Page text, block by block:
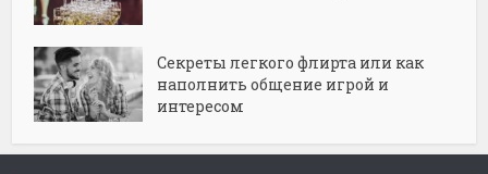
Секреты легкого флирта или как
наполнить общение игрой и
интересом